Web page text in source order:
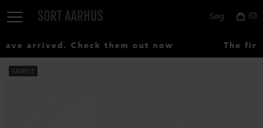
0
Søg
arrived. Check them out now The first
SAMPLE